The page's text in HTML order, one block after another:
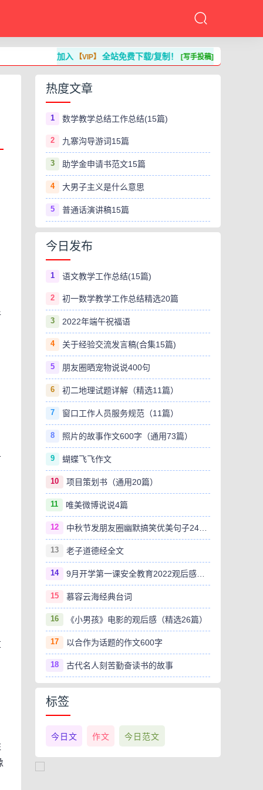
加入【VIP】 全站免费下载/复制！ [写手投稿]
热度文章
1 数学教学总结工作总结(15篇)
2 九寨沟导游词15篇
3 助学金申请书范文15篇
4 大男子主义是什么意思
5 普通话演讲稿15篇
今日发布
1 语文教学工作总结(15篇)
2 初一数学教学工作总结精选20篇
3 2022年端午祝福语
4 关于经验交流发言稿(合集15篇)
5 朋友圈晒宠物说说400句
6 初二地理试题详解（精选11篇）
7 窗口工作人员服务规范（11篇）
8 照片的故事作文600字（通用73篇）
9 蝴蝶飞飞作文
10 项目策划书（通用20篇）
11 唯美微博说说4篇
12 中秋节发朋友圈幽默搞笑优美句子240句
13 老子道德经全文
14 9月开学第一课安全教育2022观后感范文（精选8篇）
15 慕容云海经典台词
16 《小男孩》电影的观后感（精选26篇）
17 以合作为话题的作文600字
18 古代名人刻苦勤奋读书的故事
标签
今日文 作文 今日范文